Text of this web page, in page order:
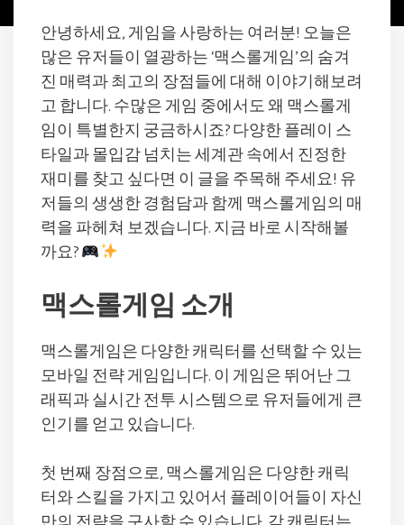
안녕하세요, 게임을 사랑하는 여러분! 오늘은
많은 유저들이 열광하는 ‘맥스롤게임’의 숨겨
진 매력과 최고의 장점들에 대해 이야기해보려
고 합니다. 수많은 게임 중에서도 왜 맥스롤게
임이 특별한지 궁금하시죠? 다양한 플레이 스
타일과 몰입감 넘치는 세계관 속에서 진정한
재미를 찾고 싶다면 이 글을 주목해 주세요! 유
저들의 생생한 경험담과 함께 맥스롤게임의 매
력을 파헤쳐 보겠습니다. 지금 바로 시작해볼
까요?
맥스롤게임 소개
맥스롤게임은 다양한 캐릭터를 선택할 수 있는
모바일 전략 게임입니다. 이 게임은 뛰어난 그
래픽과 실시간 전투 시스템으로 유저들에게 큰
인기를 얻고 있습니다.
첫 번째 장점으로, 맥스롤게임은 다양한 캐릭
터와 스킬을 가지고 있어서 플레이어들이 자신